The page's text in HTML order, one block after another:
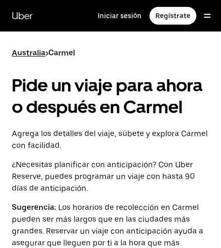
contenido
principal
Uber Iniciar sesión Regístrate
Australia>Carmel
Pide un viaje para ahora
o después en Carmel
Agrega los detalles del viaje, súbete y explora Carmel
con facilidad.
¿Necesitas planificar con anticipación? Con Uber
Reserve, puedes programar un viaje con hasta 90
días de anticipación.
Sugerencia: Los horarios de recolección en Carmel
pueden ser más largos que en las ciudades más
grandes. Reservar un viaje con anticipación ayuda a
asegurar que lleguen por ti a la hora que más